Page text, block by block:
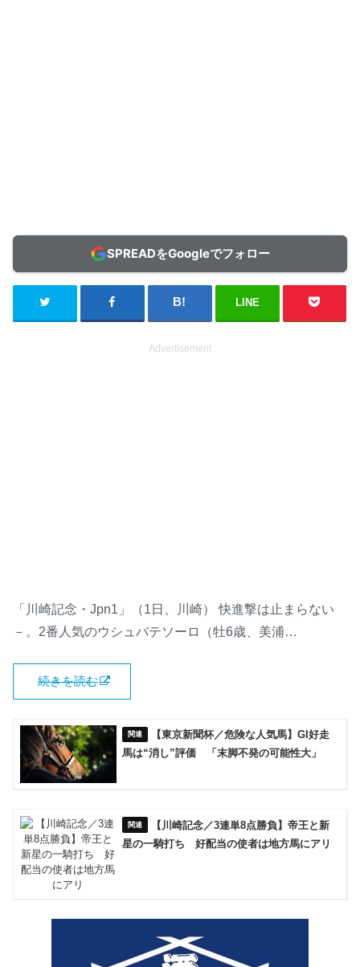
SPREADをGoogleでフォロー
LINE
Advertisement
「川崎記念・Jpn1」（1日、川崎） 快進撃は止まらない
－。2番人気のウシュバテソーロ（牡6歳、美浦…
続きを読む
【東京新聞杯／危険な人気馬】GI好走
馬は“消し”評価 「末脚不発の可能性大」
【川崎記念／3連単8点勝負】帝王と新
星の一騎打ち 好配当の使者は地方馬にアリ